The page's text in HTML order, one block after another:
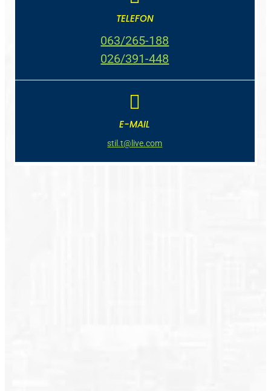
TELEFON
063/265-188
026/391-448
E-MAIL
stil.t@live.com